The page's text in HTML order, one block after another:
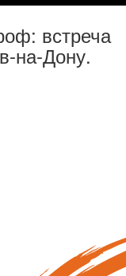
встреча
на-Дону.